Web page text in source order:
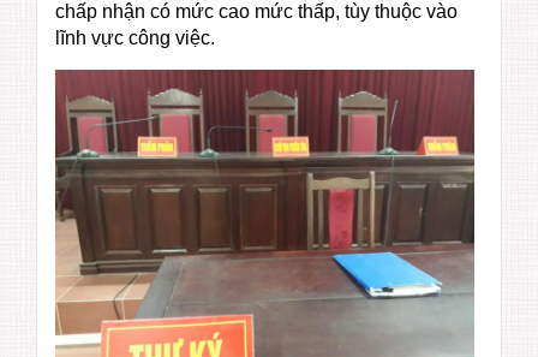
chấp nhận có mức cao mức thấp, tùy thuộc vào
lĩnh vực công việc.